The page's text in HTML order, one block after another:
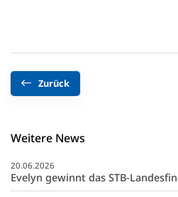
Zurück
Weitere News
20.06.2026
Evelyn gewinnt das STB-